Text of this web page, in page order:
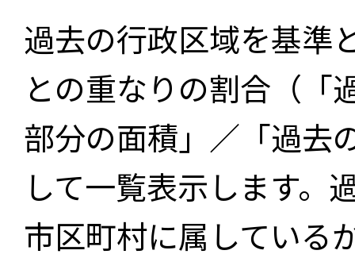
過去の行政区域を基準
との重なりの割合（「
部分の面積」／「過去
して一覧表示します。
市区町村に属している